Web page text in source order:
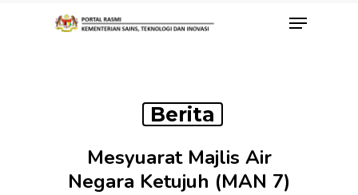
Menu
Berita
Mesyuarat Majlis Air
Negara Ketujuh (MAN 7)